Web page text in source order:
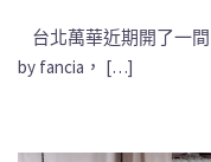
台北萬華近期開了一
by fancia， […]